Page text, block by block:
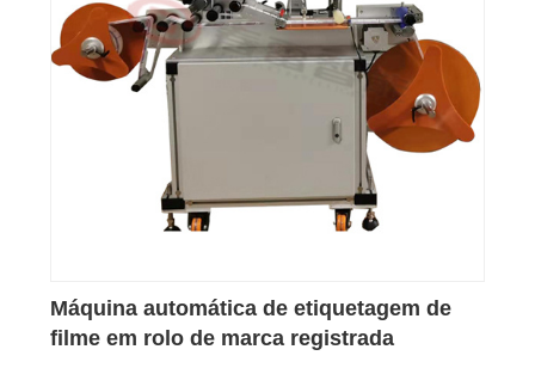
Máquina automática de etiquetagem de
filme em rolo de marca registrada